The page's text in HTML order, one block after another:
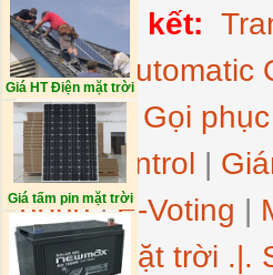
Giá HT Điện mặt trời
Giá tấm pin mặt trời
Thẻ liên kết:
động|Automatic
Survey| Gọi
Auto Control |
động|E-Voting |
lượng mặt trời .|.